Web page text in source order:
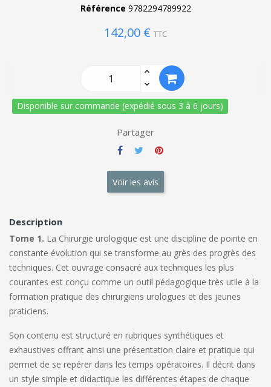
Référence 9782294789922
142,00 € TTC
Disponible sur commande (expédié sous 3 à 6 jours)
Partager
Voir les avis
Description
Tome 1. La Chirurgie urologique est une discipline de pointe en
constante évolution qui se transforme au grès des progrès des
techniques. Cet ouvrage consacré aux techniques les plus
courantes est conçu comme un outil pédagogique très utile à la
formation pratique des chirurgiens urologues et des jeunes
praticiens.
Son contenu est structuré en rubriques synthétiques et
exhaustives offrant ainsi une présentation claire et pratique qui
permet de se repérer dans les temps opératoires. Il décrit dans
un style simple et didactique les différentes étapes de chaque